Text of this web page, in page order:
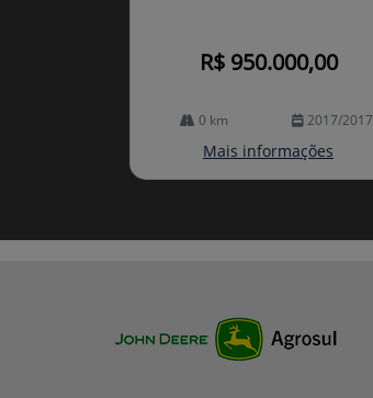
R$ 950.000,00
0 km 2017/2017
Mais informações